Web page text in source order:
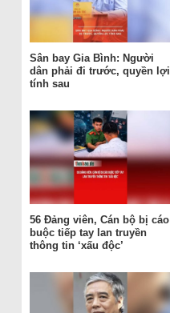
Sân bay Gia Bình: Người
dân phải đi trước, quyền lợi
tính sau
56 Đảng viên, Cán bộ bị cáo
buộc tiếp tay lan truyền
thông tin ‘xấu độc’